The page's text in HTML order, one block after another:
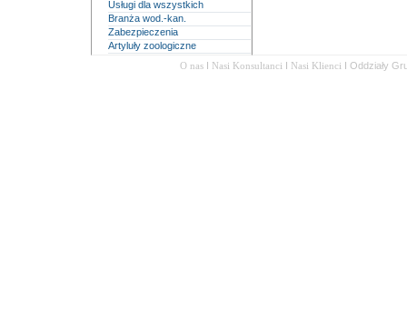
Usługi dla wszystkich
Branża wod.-kan.
Zabezpieczenia
Artyluły zoologiczne
O nas I Nasi Konsultanci I Nasi Klienci I Oddziały